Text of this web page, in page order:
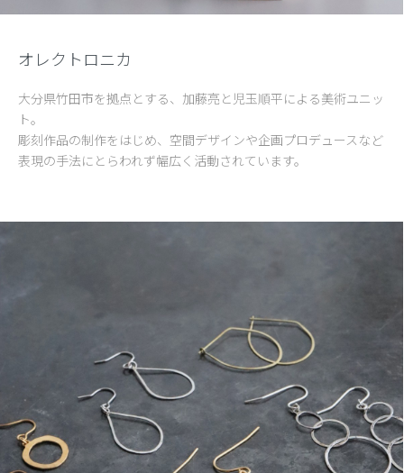
オレクトロニカ
大分県竹田市を拠点とする、加藤亮と児玉順平による美術ユニッ
ト。
彫刻作品の制作をはじめ、空間デザインや企画プロデュースなど
表現の手法にとらわれず幅広く活動されています。